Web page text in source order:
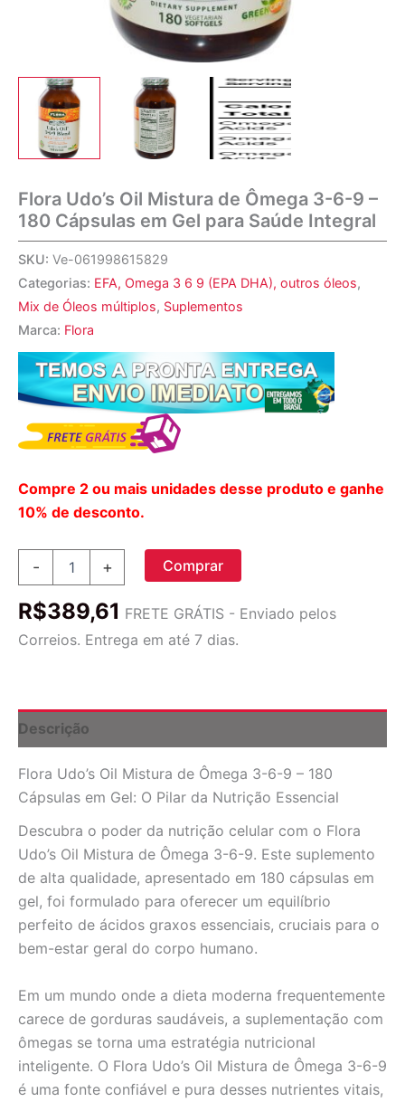
Flora Udo’s Oil Mistura de Ômega 3-6-9 –
180 Cápsulas em Gel para Saúde Integral
SKU: Ve-061998615829
Categorias: EFA, Omega 3 6 9 (EPA DHA), outros óleos,
Mix de Óleos múltiplos, Suplementos
Marca: Flora
Compre 2 ou mais unidades desse produto e ganhe
10% de desconto.
-
Mistura
Ômega
-
180
em
Gel
para
Saúde
Integral
+ Comprar
R$389,61 FRETE GRÁTIS - Enviado pelos
Correios. Entrega em até 7 dias.
Descrição
Flora Udo’s Oil Mistura de Ômega 3-6-9 – 180
Cápsulas em Gel: O Pilar da Nutrição Essencial
Descubra o poder da nutrição celular com o Flora
Udo’s Oil Mistura de Ômega 3-6-9. Este suplemento
de alta qualidade, apresentado em 180 cápsulas em
gel, foi formulado para oferecer um equilíbrio
perfeito de ácidos graxos essenciais, cruciais para o
bem-estar geral do corpo humano.
Em um mundo onde a dieta moderna frequentemente
carece de gorduras saudáveis, a suplementação com
ômegas se torna uma estratégia nutricional
inteligente. O Flora Udo’s Oil Mistura de Ômega 3-6-9
é uma fonte confiável e pura desses nutrientes vitais,